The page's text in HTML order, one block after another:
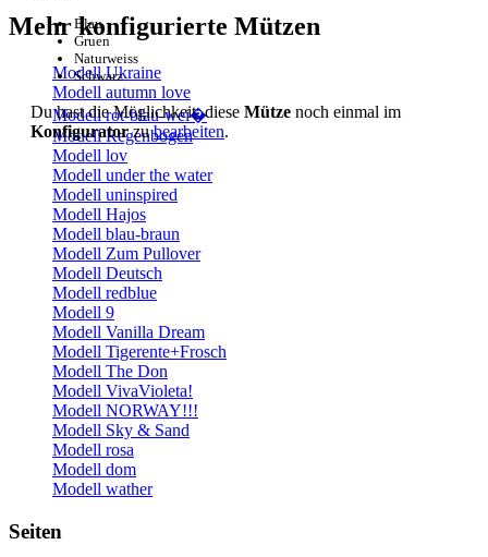
Blau
Gruen
Naturweiss
Schwarz
Du hast die Möglichkeit, diese Mütze noch einmal im
Konfiguratorzubearbeiten.
Mehr konfigurierte Mützen
Modell Ukraine
Modell autumn love
Modell rot-blau-wei�
Modell Regenbogen
Modell lov
Modell under the water
Modell uninspired
Modell Hajos
Modell blau-braun
Modell Zum Pullover
Modell Deutsch
Modell redblue
Modell 9
Modell Vanilla Dream
Modell Tigerente+Frosch
Modell The Don
Modell VivaVioleta!
Modell NORWAY!!!
Modell Sky & Sand
Modell rosa
Modell dom
Modell wather
Modell Dark Jamaican
Seiten